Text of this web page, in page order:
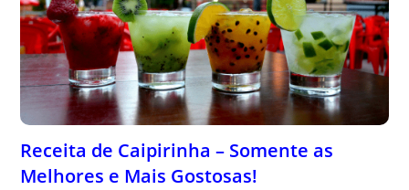
Receita de Caipirinha – Somente as
Melhores e Mais Gostosas!